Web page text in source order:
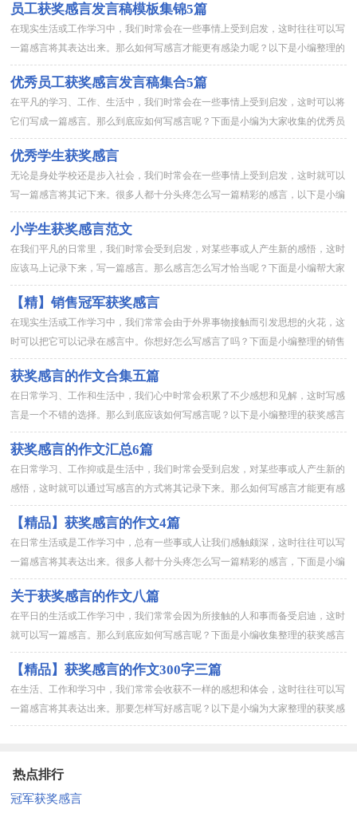
员工获奖感言发言稿模板集锦5篇
在现实生活或工作学习中，我们时常会在一些事情上受到启发，这时往往可以写
一篇感言将其表达出来。那么如何写感言才能更有感染力呢？以下是小编整理的
员工获奖感言发言稿5篇，欢迎大家借鉴与参考，希望对大家有所帮...
优秀员工获奖感言发言稿集合5篇
在平凡的学习、工作、生活中，我们时常会在一些事情上受到启发，这时可以将
它们写成一篇感言。那么到底应如何写感言呢？下面是小编为大家收集的优秀员
工获奖感言发言稿5篇，欢迎阅读，希望大家能够喜欢。优秀员工获...
优秀学生获奖感言
无论是身处学校还是步入社会，我们时常会在一些事情上受到启发，这时就可以
写一篇感言将其记下来。很多人都十分头疼怎么写一篇精彩的感言，以下是小编
整理的优秀学生获奖感言，供大家参考借鉴，希望可以帮助到有需要...
小学生获奖感言范文
在我们平凡的日常里，我们时常会受到启发，对某些事或人产生新的感悟，这时
应该马上记录下来，写一篇感言。那么感言怎么写才恰当呢？下面是小编帮大家
整理的小学生获奖感言范文，供大家参考借鉴，希望可以帮助到有需...
【精】销售冠军获奖感言
在现实生活或工作学习中，我们常常会由于外界事物接触而引发思想的火花，这
时可以把它可以记录在感言中。你想好怎么写感言了吗？下面是小编整理的销售
冠军获奖感言，欢迎阅读，希望大家能够喜欢。销售冠军获奖感言1...
获奖感言的作文合集五篇
在日常学习、工作和生活中，我们心中时常会积累了不少感想和见解，这时写感
言是一个不错的选择。那么到底应该如何写感言呢？以下是小编整理的获奖感言
的作文5篇，欢迎大家借鉴与参考，希望对大家有所帮助。获奖感言...
获奖感言的作文汇总6篇
在日常学习、工作抑或是生活中，我们时常会受到启发，对某些事或人产生新的
感悟，这时就可以通过写感言的方式将其记录下来。那么如何写感言才能更有感
染力呢？以下是小编整理的获奖感言的作文6篇，欢迎阅读与收藏。...
【精品】获奖感言的作文4篇
在日常生活或是工作学习中，总有一些事或人让我们感触颇深，这时往往可以写
一篇感言将其表达出来。很多人都十分头疼怎么写一篇精彩的感言，下面是小编
精心整理的获奖感言的作文4篇，欢迎阅读与收藏。获奖感言的作文...
关于获奖感言的作文八篇
在平日的生活或工作学习中，我们常常会因为所接触的人和事而备受启迪，这时
就可以写一篇感言。那么到底应如何写感言呢？下面是小编收集整理的获奖感言
的作文8篇，仅供参考，欢迎大家阅读。获奖感言的作文 篇1XX...
【精品】获奖感言的作文300字三篇
在生活、工作和学习中，我们常常会收获不一样的感想和体会，这时往往可以写
一篇感言将其表达出来。那要怎样写好感言呢？以下是小编为大家整理的获奖感
言的作文300字3篇，欢迎大家分享。获奖感言的作文300字 ...
热点排行
冠军获奖感言